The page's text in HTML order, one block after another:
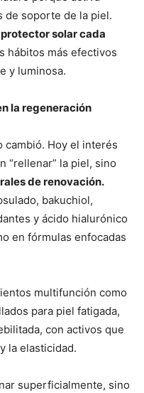
de soporte de la piel.
solar cada
hábitos más efectivos
y luminosa.
la regeneración
cambió. Hoy el interés
“rellenar” la piel, sino
de renovación.
bakuchiol,
y ácido hialurónico
en fórmulas enfocadas
multifunción como
para piel fatigada,
con activos que
la elasticidad.
superficialmente, sino